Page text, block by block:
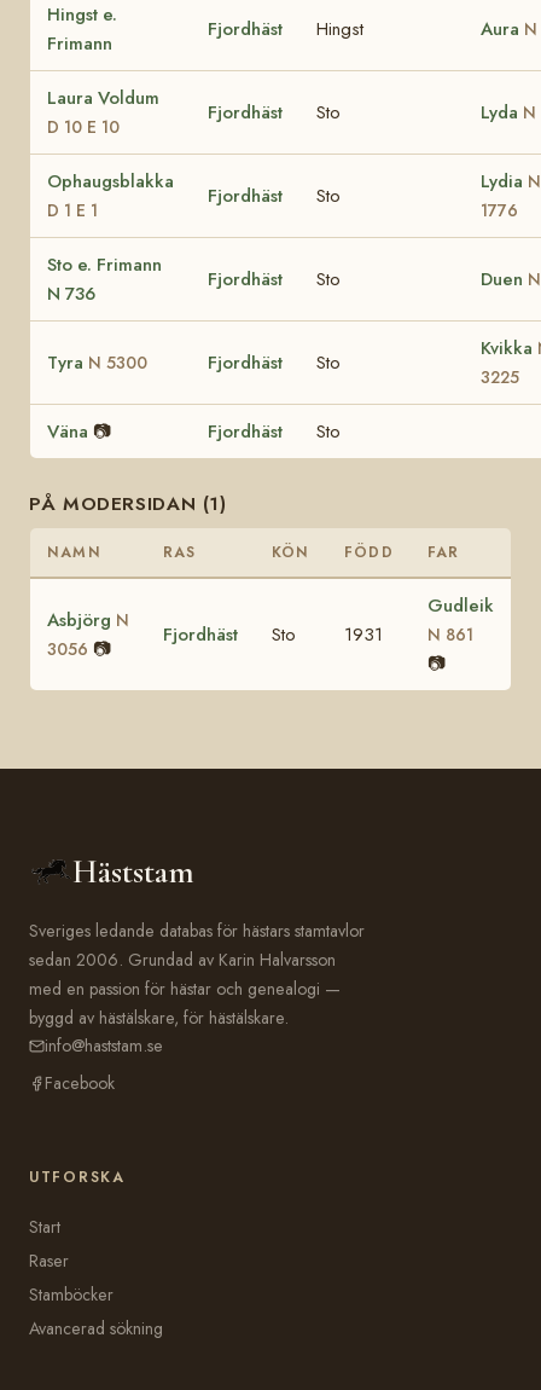
Hingst e.
Frimann
Fjordhäst Hingst Aura
Laura Voldum
D 10 E 10
Fjordhäst Sto Lyda N
Ophaugsblakka
D 1 E 1
Fjordhäst Sto
Lydia N
1776
Sto e. Frimann
N 736
Fjordhäst Sto Duen
Tyra N 5300 Fjordhäst Sto
Kvikka
3225
Väna 📷 Fjordhäst Sto
PÅ MODERSIDAN (1)
NAMN RAS KÖN FÖDD FAR
Asbjörg N
3056 📷
Fjordhäst Sto 1931
Gudleik
N 861
📷
Häststam
Sveriges ledande databas för hästars stamtavlor
sedan 2006. Grundad av Karin Halvarsson
med en passion för hästar och genealogi —
byggd av hästälskare, för hästälskare.
info@haststam.se
Facebook
UTFORSKA
Start
Raser
Stamböcker
Avancerad sökning